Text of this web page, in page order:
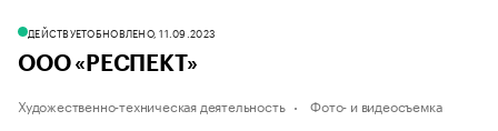
ДЕЙСТВУЕТОБНОВЛЕНО, 11.09.2023
ООО «РЕСПЕКТ»
Художественно-техническая деятельность Фото- и видеосъемка